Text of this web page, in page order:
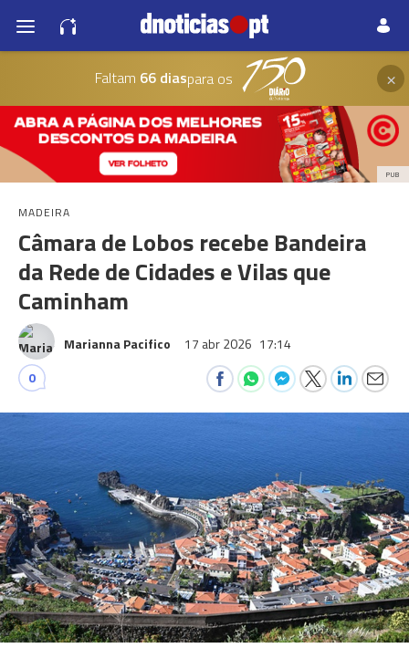
Faltam 66 diaspara os ×
PUB
MADEIRA
Câmara de Lobos recebe Bandeira
da Rede de Cidades e Vilas que
Caminham
Marianna Pacifico 17 abr 2026 17:14
0